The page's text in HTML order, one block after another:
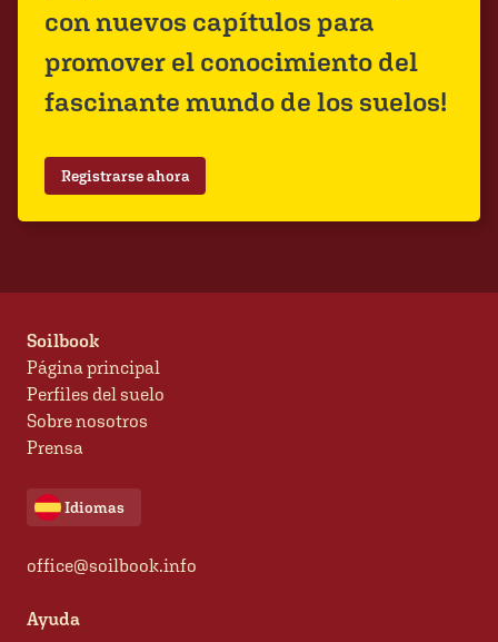
con nuevos capítulos para
promover el conocimiento del
fascinante mundo de los suelos!
Registrarse ahora
Soilbook
Página principal
Perfiles del suelo
Sobre nosotros
Prensa
Idiomas
office@soilbook.info
Ayuda